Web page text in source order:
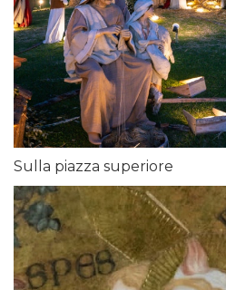
Sulla piazza superiore